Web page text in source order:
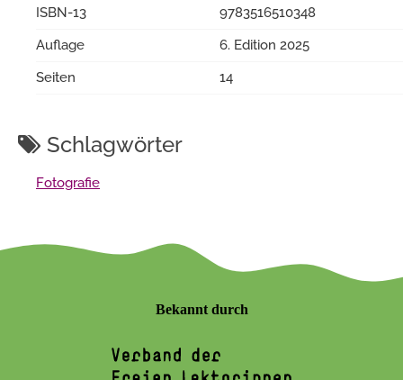
ISBN-13
9783516510348
Auflage
6. Edition 2025
Seiten
14
Schlagwörter
Fotografie
Bekannt durch